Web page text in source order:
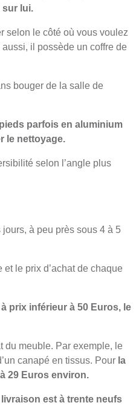
sur lui.
selon le côté où vous voulez
il possède un coffre de
bouger de la salle de
parfois en aluminium
le nettoyage.
selon l’angle plus
à peu près sous 4 à 5
le prix d’achat de chaque
prix inférieur à 50 Euros, le
du meuble. Par exemple, le
canapé en tissus. Pour la
29 Euros environ.
est à trente neufs